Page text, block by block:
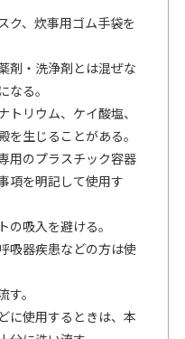
ク、炊事用ゴム手袋を
剤・洗浄剤とは混ぜな
る。
リウム、ケイ酸塩、
を生じることがある。
用のプラスチック容器
項を明記して使用す
吸入を避ける。
吸器疾患などの方は使
。
に使用するときは、本